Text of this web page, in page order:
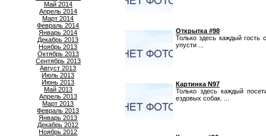
Май 2014
Апрель 2014
Март 2014
Февраль 2014
Январь 2014
Декабрь 2013
Ноябрь 2013
Октябрь 2013
Сентябрь 2013
Август 2013
Июль 2013
Июнь 2013
Май 2013
Апрель 2013
Март 2013
Февраль 2013
Январь 2013
Декабрь 2012
Ноябрь 2012
Открытка #98
Только здесь каждый гость
упусти ...
Картинка N97
Только здесь каждый
ездовых собак. ...